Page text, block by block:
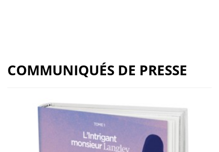
COMMUNIQUÉS DE PRESSE